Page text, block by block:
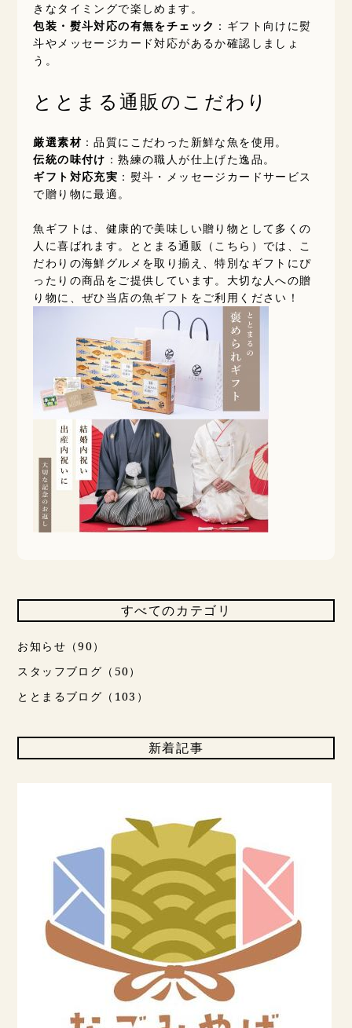
きなタイミングで楽しめます。
包装・熨斗対応の有無をチェック ：ギフト向けに熨
斗やメッセージカード対応があるか確認しましょ
う。
ととまる通販のこだわり
厳選素材 ：品質にこだわった新鮮な魚を使用。
伝統の味付け ：熟練の職人が仕上げた逸品。
ギフト対応充実 ：熨斗・メッセージカードサービス
で贈り物に最適。
魚ギフトは、健康的で美味しい贈り物として多くの
人に喜ばれます。ととまる通販（ こちら ）では、こ
だわりの海鮮グルメを取り揃え、特別なギフトにぴ
ったりの商品をご提供しています。大切な人への贈
り物に、ぜひ当店の魚ギフトをご利用ください！
すべてのカテゴリ
お知らせ（90）
スタッフブログ（50）
ととまるブログ（103）
新着記事